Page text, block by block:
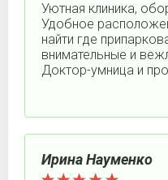
Уютная клиника,
Удобное
найти где
внимательные и
Доктор-умница и
Ирина Науменко